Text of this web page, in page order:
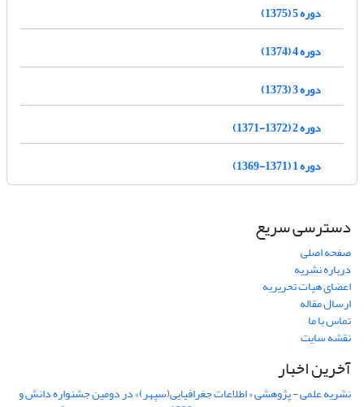
دوره 5 (1375)
دوره 4 (1374)
دوره 3 (1373)
دوره 2 (1372-1371)
دوره 1 (1371-1369)
دسترسی سریع
صفحه اصلی
درباره نشریه
اعضای هیات تحریریه
ارسال مقاله
تماس با ما
نقشه سایت
آخرین اخبار
نشریه علمی - پژوهشی « اطلاعات جغرافیایی(سپهر)» در دومین جشنواره دانش و